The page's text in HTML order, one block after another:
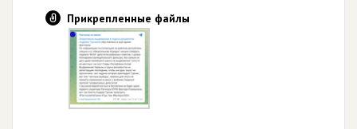
Прикрепленные файлы